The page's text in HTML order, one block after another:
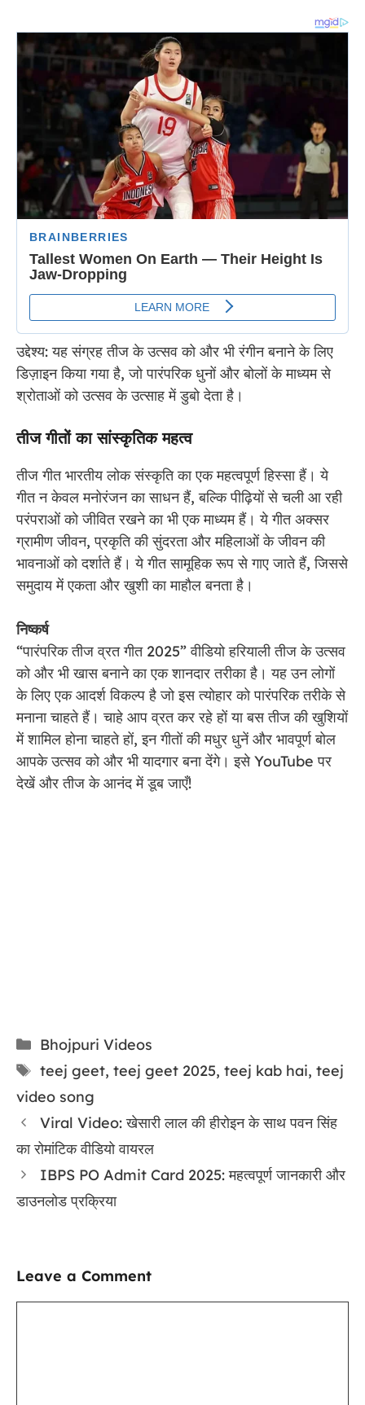
उद्देश्य: यह संग्रह तीज के उत्सव को और भी रंगीन बनाने के लिए
डिज़ाइन किया गया है, जो पारंपरिक धुनों और बोलों के माध्यम से
श्रोताओं को उत्सव के उत्साह में डुबो देता है।
तीज गीतों का सांस्कृतिक महत्व
तीज गीत भारतीय लोक संस्कृति का एक महत्वपूर्ण हिस्सा हैं। ये
गीत न केवल मनोरंजन का साधन हैं, बल्कि पीढ़ियों से चली आ रही
परंपराओं को जीवित रखने का भी एक माध्यम हैं। ये गीत अक्सर
ग्रामीण जीवन, प्रकृति की सुंदरता और महिलाओं के जीवन की
भावनाओं को दर्शाते हैं। ये गीत सामूहिक रूप से गाए जाते हैं, जिससे
समुदाय में एकता और खुशी का माहौल बनता है।
निष्कर्ष
“पारंपरिक तीज व्रत गीत 2025” वीडियो हरियाली तीज के उत्सव
को और भी खास बनाने का एक शानदार तरीका है। यह उन लोगों
के लिए एक आदर्श विकल्प है जो इस त्योहार को पारंपरिक तरीके से
मनाना चाहते हैं। चाहे आप व्रत कर रहे हों या बस तीज की खुशियों
में शामिल होना चाहते हों, इन गीतों की मधुर धुनें और भावपूर्ण बोल
आपके उत्सव को और भी यादगार बना देंगे। इसे YouTube पर
देखें और तीज के आनंद में डूब जाएँ!
Categories
Bhojpuri Videos
Tags
teej geet, teej geet 2025, teej kab hai, teej
video song
Viral Video: खेसारी लाल की हीरोइन के साथ पवन सिंह
का रोमांटिक वीडियो वायरल
IBPS PO Admit Card 2025: महत्वपूर्ण जानकारी और
डाउनलोड प्रक्रिया
Leave a Comment